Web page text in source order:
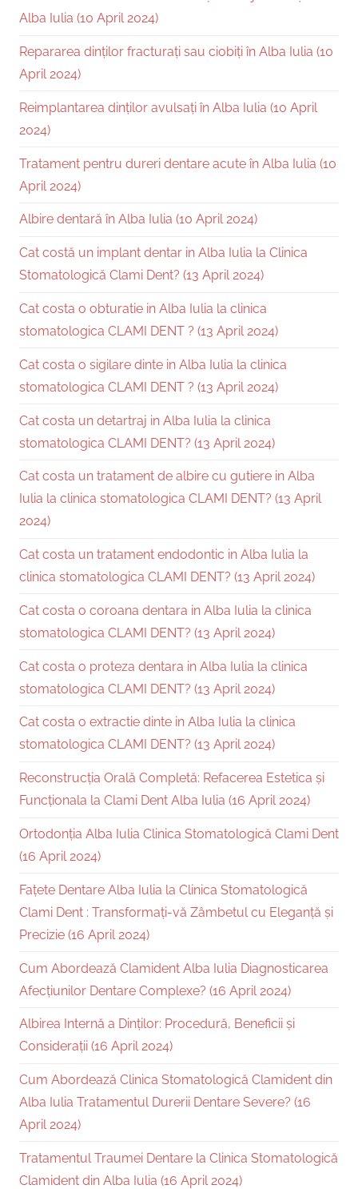
Alba Iulia (10 April 2024)
Repararea dinților fracturați sau ciobiți în Alba Iulia (10
April 2024)
Reimplantarea dinților avulsați în Alba Iulia (10 April
2024)
Tratament pentru dureri dentare acute în Alba Iulia (10
April 2024)
Albire dentară în Alba Iulia (10 April 2024)
Cat costă un implant dentar in Alba Iulia la Clinica
Stomatologică Clami Dent? (13 April 2024)
Cat costa o obturatie in Alba Iulia la clinica
stomatologica CLAMI DENT ? (13 April 2024)
Cat costa o sigilare dinte in Alba Iulia la clinica
stomatologica CLAMI DENT ? (13 April 2024)
Cat costa un detartraj in Alba Iulia la clinica
stomatologica CLAMI DENT? (13 April 2024)
Cat costa un tratament de albire cu gutiere in Alba
Iulia la clinica stomatologica CLAMI DENT? (13 April
2024)
Cat costa un tratament endodontic in Alba Iulia la
clinica stomatologica CLAMI DENT? (13 April 2024)
Cat costa o coroana dentara in Alba Iulia la clinica
stomatologica CLAMI DENT? (13 April 2024)
Cat costa o proteza dentara in Alba Iulia la clinica
stomatologica CLAMI DENT? (13 April 2024)
Cat costa o extractie dinte in Alba Iulia la clinica
stomatologica CLAMI DENT? (13 April 2024)
Reconstrucția Orală Completă: Refacerea Estetica și
Funcționala la Clami Dent Alba Iulia (16 April 2024)
Ortodonția Alba Iulia Clinica Stomatologică Clami Dent
(16 April 2024)
Fațete Dentare Alba Iulia la Clinica Stomatologică
Clami Dent : Transformați-vă Zâmbetul cu Eleganță și
Precizie (16 April 2024)
Cum Abordează Clamident Alba Iulia Diagnosticarea
Afecțiunilor Dentare Complexe? (16 April 2024)
Albirea Internă a Dinților: Procedură, Beneficii și
Considerații (16 April 2024)
Cum Abordează Clinica Stomatologică Clamident din
Alba Iulia Tratamentul Durerii Dentare Severe? (16
April 2024)
Tratamentul Traumei Dentare la Clinica Stomatologică
Clamident din Alba Iulia (16 April 2024)